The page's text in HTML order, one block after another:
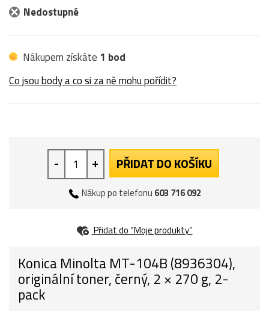
Nedostupné
Nákupem získáte 1 bod
Co jsou body a co si za ně mohu pořídit?
- + PŘIDAT DO KOŠÍKU
Nákup po telefonu 603 716 092
Přidat do “Moje produkty”
Konica Minolta MT-104B (8936304),
originální toner, černý, 2 × 270 g, 2-
pack